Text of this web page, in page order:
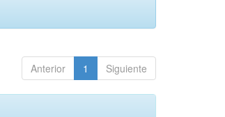
Anterior 1 Siguiente